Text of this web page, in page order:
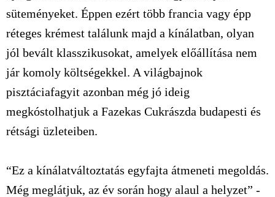
süteményeket. Éppen ezért több francia vagy épp
réteges krémest találunk majd a kínálatban, olyan
jól bevált klasszikusokat, amelyek előállítása nem
jár komoly költségekkel. A világbajnok
pisztáciafagyit azonban még jó ideig
megkóstolhatjuk a Fazekas Cukrászda budapesti és
rétsági üzleteiben.
“Ez a kínálatváltoztatás egyfajta átmeneti megoldás.
Még meglátjuk, az év során hogy alaul a helyzet” -